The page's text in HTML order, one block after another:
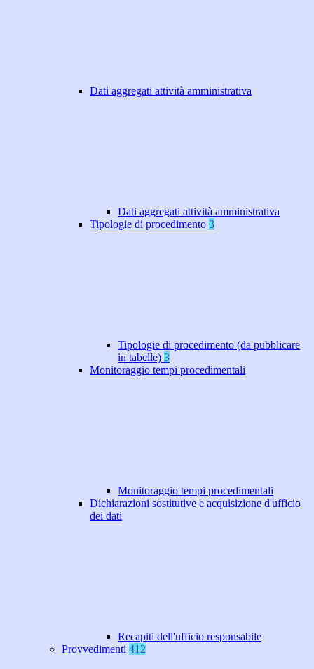
Dati aggregati attività amministrativa
Dati aggregati attività amministrativa
Tipologie di procedimento 3
Tipologie di procedimento (da pubblicare
in tabelle) 3
Monitoraggio tempi procedimentali
Monitoraggio tempi procedimentali
Dichiarazioni sostitutive e acquisizione d'ufficio
dei dati
Recapiti dell'ufficio responsabile
Provvedimenti 412